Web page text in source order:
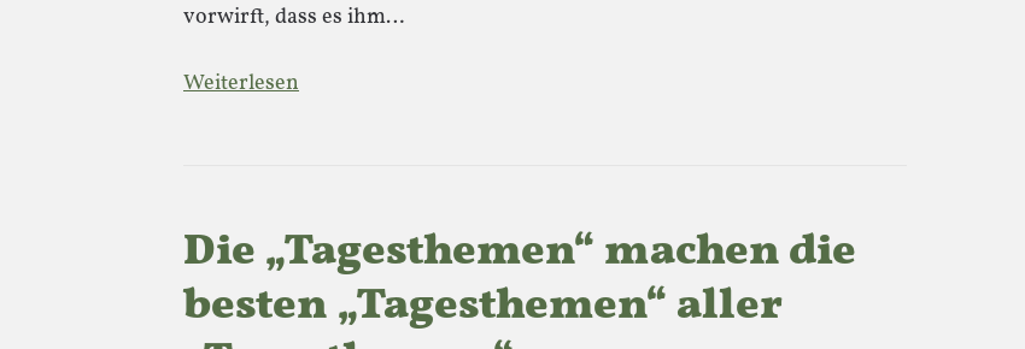
vorwirft, dass es ihm…
Weiterlesen
Die „Tagesthemen“ machen die
besten „Tagesthemen“ aller